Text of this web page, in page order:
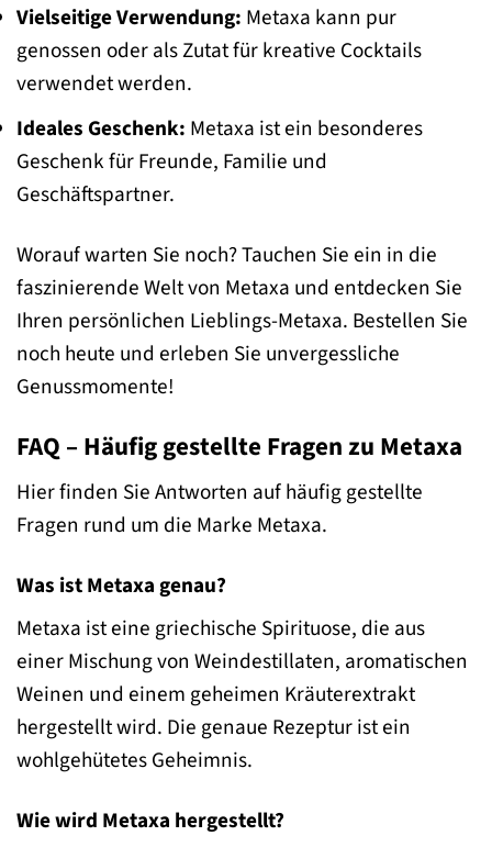
Vielseitige Verwendung: Metaxa kann pur
genossen oder als Zutat für kreative Cocktails
verwendet werden.
Ideales Geschenk: Metaxa ist ein besonderes
Geschenk für Freunde, Familie und
Geschäftspartner.
Worauf warten Sie noch? Tauchen Sie ein in die
faszinierende Welt von Metaxa und entdecken Sie
Ihren persönlichen Lieblings-Metaxa. Bestellen Sie
noch heute und erleben Sie unvergessliche
Genussmomente!
FAQ – Häufig gestellte Fragen zu Metaxa
Hier finden Sie Antworten auf häufig gestellte
Fragen rund um die Marke Metaxa.
Was ist Metaxa genau?
Metaxa ist eine griechische Spirituose, die aus
einer Mischung von Weindestillaten, aromatischen
Weinen und einem geheimen Kräuterextrakt
hergestellt wird. Die genaue Rezeptur ist ein
wohlgehütetes Geheimnis.
Wie wird Metaxa hergestellt?